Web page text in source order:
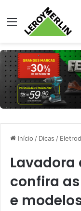
Menu
Início / Dicas /
Lavadora
confira
e